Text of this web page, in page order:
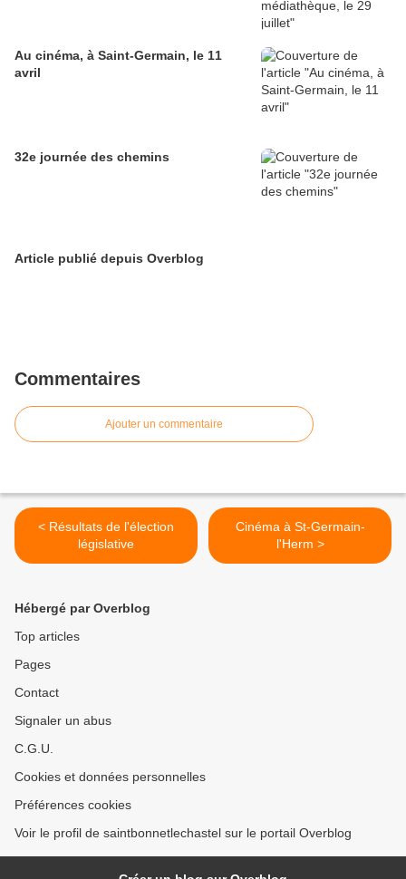
Au cinéma, à Saint-Germain, le 11
avril
32e journée des chemins
Article publié depuis Overblog
Commentaires
Ajouter un commentaire
< Résultats de l'élection
législative
Cinéma à St-Germain-
l'Herm >
Hébergé par Overblog
Top articles
Pages
Contact
Signaler un abus
C.G.U.
Cookies et données personnelles
Préférences cookies
Voir le profil de saintbonnetlechastel sur le portail Overblog